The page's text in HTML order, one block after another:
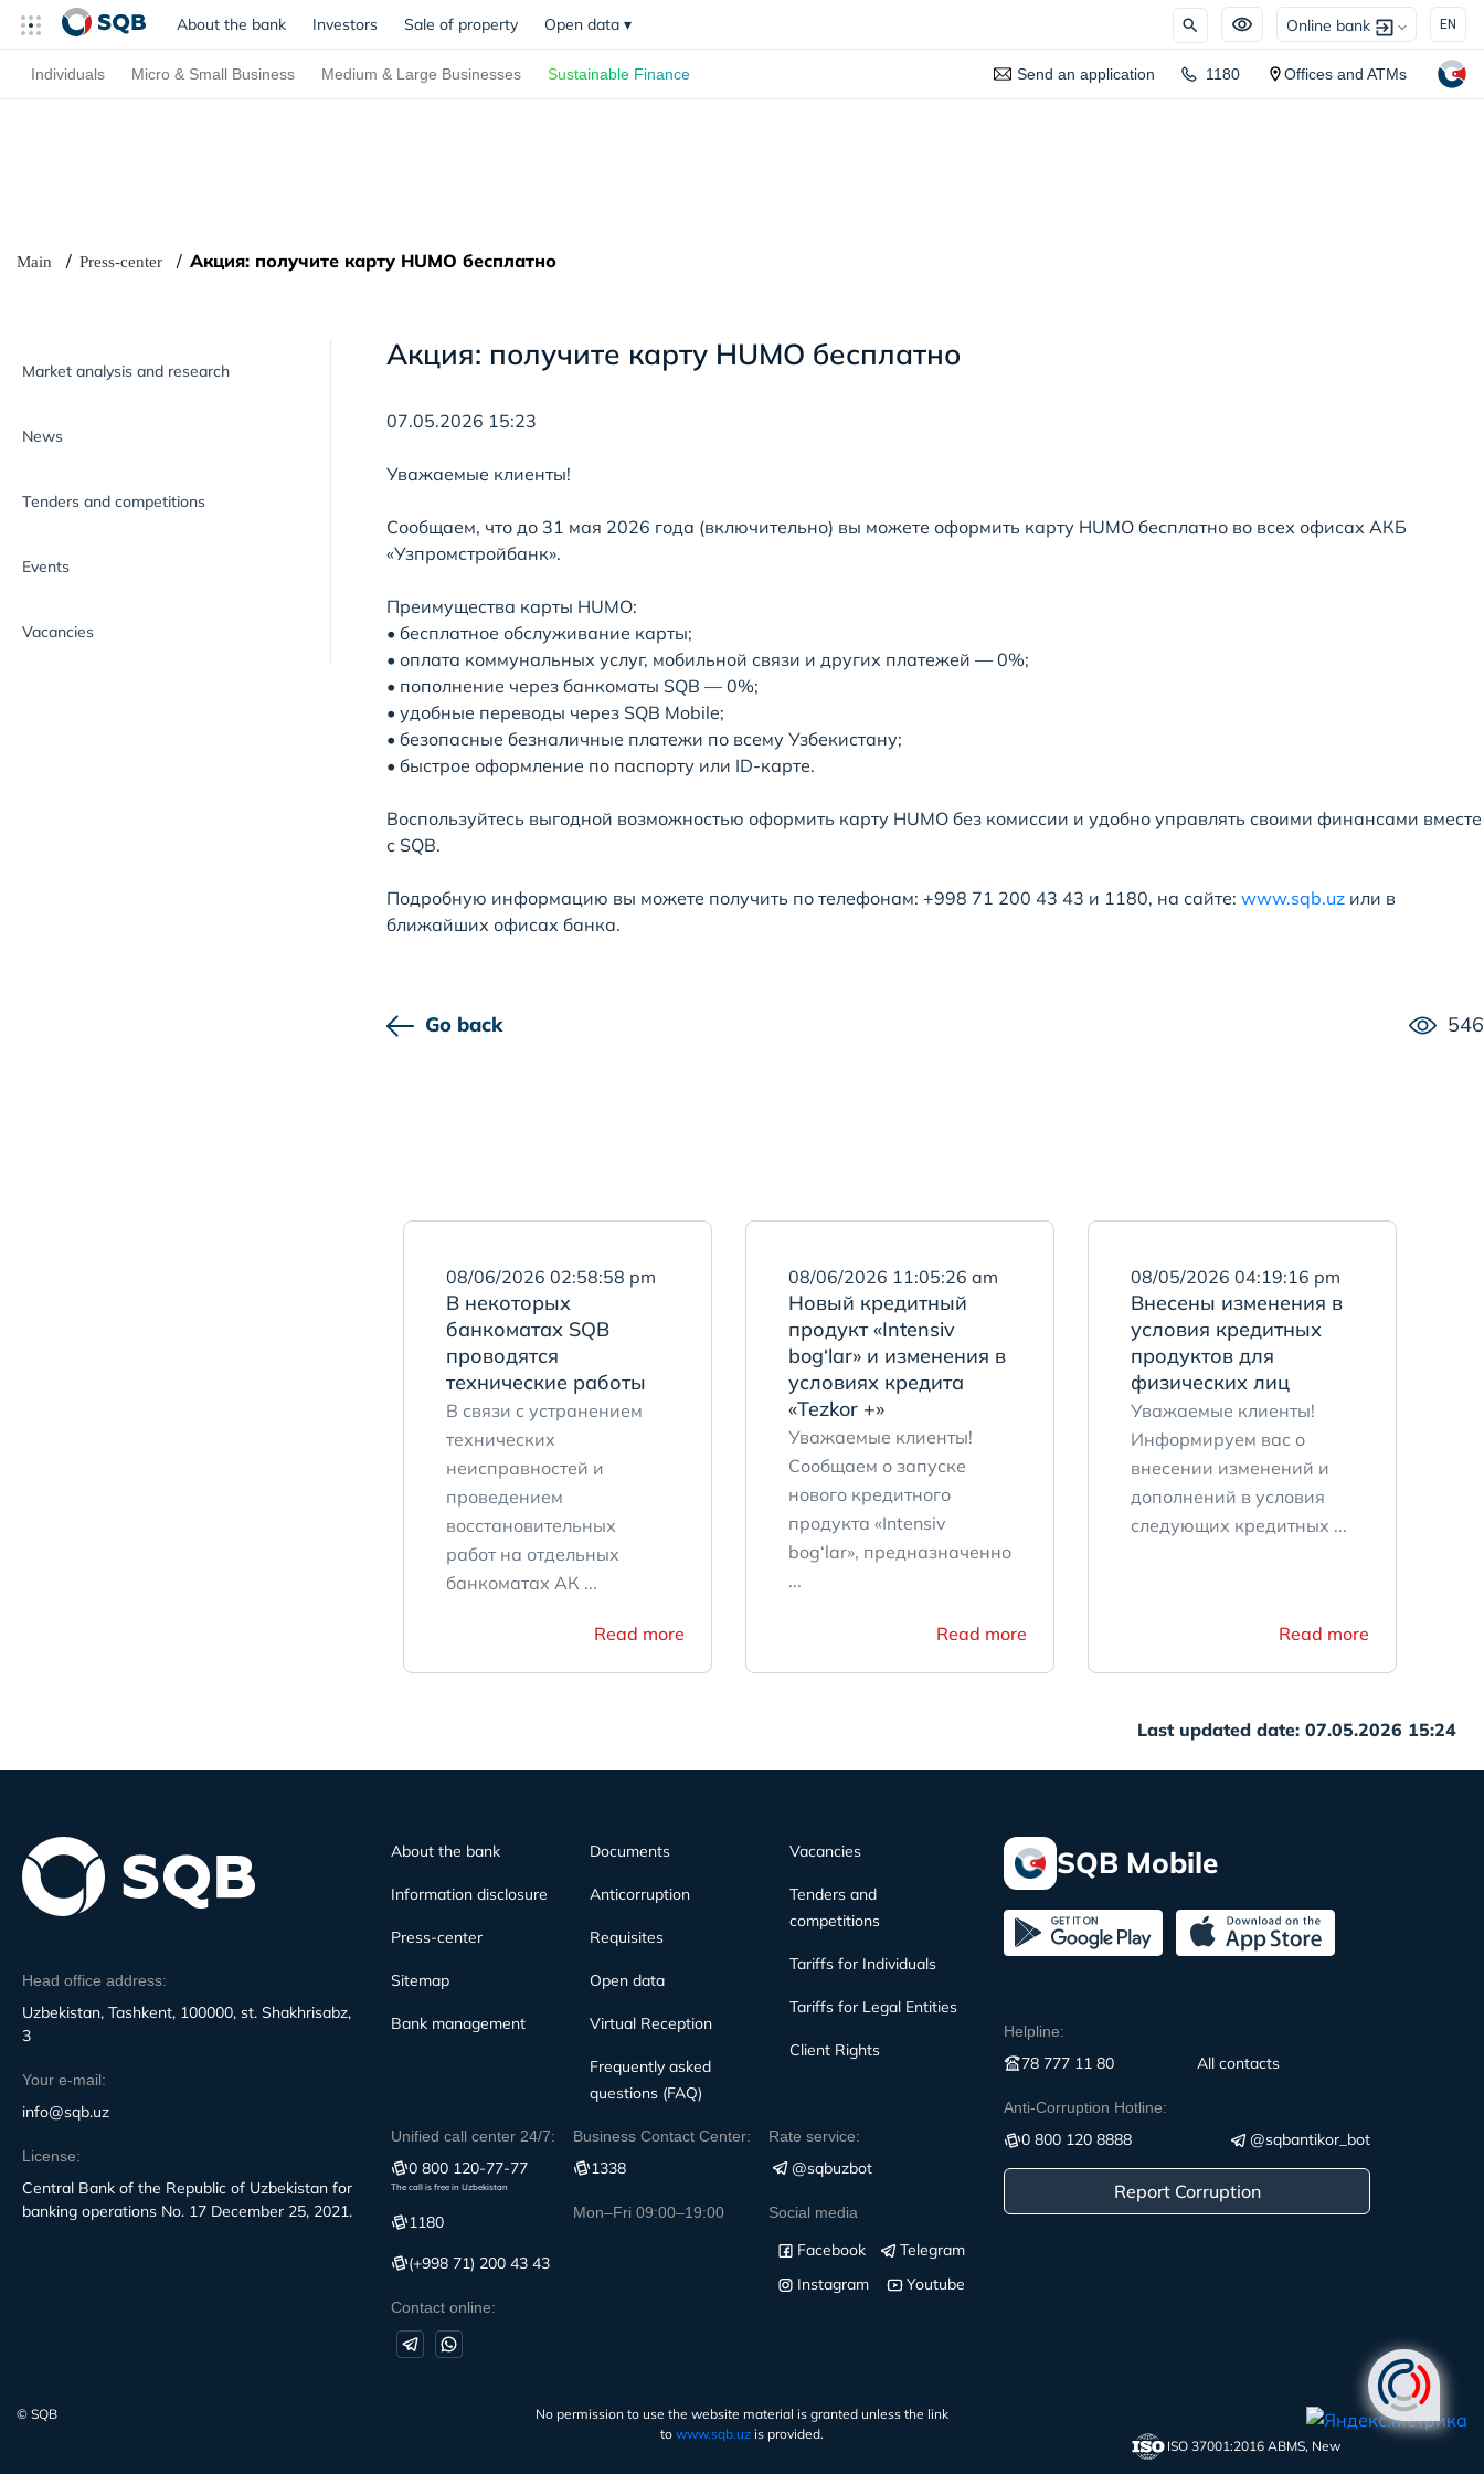
About the bank Investors Sale of property Open data ▾ Online bank EN
Individuals Micro & Small Business Medium & Large Businesses Sustainable Finance Send an application 1180 Offices and ATMs
Main Press-center Акция: получите карту HUMO бесплатно
Market analysis and research
News
Tenders and competitions
Events
Vacancies
Акция: получите карту HUMO бесплатно
07.05.2026 15:23
Уважаемые клиенты!
Сообщаем, что до 31 мая 2026 года (включительно) вы можете оформить карту HUMO бесплатно во всех офисах АКБ
«Узпромстройбанк».
Преимущества карты HUMO:
• бесплатное обслуживание карты;
• оплата коммунальных услуг, мобильной связи и других платежей — 0%;
• пополнение через банкоматы SQB — 0%;
• удобные переводы через SQB Mobile;
• безопасные безналичные платежи по всему Узбекистану;
• быстрое оформление по паспорту или ID-карте.
Воспользуйтесь выгодной возможностью оформить карту HUMO без комиссии и удобно управлять своими финансами вместе
с SQB.
Подробную информацию вы можете получить по телефонам: +998 71 200 43 43 и 1180, на сайте: www.sqb.uz или в
ближайших офисах банка.
Go back 546
08/06/2026 02:58:58 pm
В некоторых
банкоматах SQB
проводятся
технические работы
В связи с устранением
технических
неисправностей и
проведением
восстановительных
работ на отдельных
банкоматах АК ...
Read more
08/06/2026 11:05:26 am
Новый кредитный
продукт «Intensiv
bog‘lar» и изменения в
условиях кредита
«Tezkor +»
Уважаемые клиенты!
Сообщаем о запуске
нового кредитного
продукта «Intensiv
bog‘lar», предназначенно
...
Read more
08/05/2026 04:19:16 pm
Внесены изменения в
условия кредитных
продуктов для
физических лиц
Уважаемые клиенты!
Информируем вас о
внесении изменений и
дополнений в условия
следующих кредитных ...
Read more
Last updated date: 07.05.2026 15:24
Head office address:
Uzbekistan, Tashkent, 100000, st. Shakhrisabz,
3
Your e-mail:
info@sqb.uz
License:
Central Bank of the Republic of Uzbekistan for
banking operations No. 17 December 25, 2021.
About the bank
Information disclosure
Press-center
Sitemap
Bank management
Documents
Anticorruption
Requisites
Open data
Virtual Reception
Frequently asked
questions (FAQ)
Vacancies
Tenders and
competitions
Tariffs for Individuals
Tariffs for Legal Entities
Client Rights
Unified call center 24/7:
0 800 120-77-77
The call is free in Uzbekistan
1180
(+998 71) 200 43 43
Contact online:
Business Contact Center:
1338
Mon–Fri 09:00–19:00
Rate service:
@sqbuzbot
Social media
Facebook
Telegram
Instagram
Youtube
SQB Mobile
Helpline:
78 777 11 80 All contacts
Anti-Corruption Hotline:
0 800 120 8888 @sqbantikor_bot
Report Corruption
© SQB
No permission to use the website material is granted unless the link
to www.sqb.uz is provided.
ISO 37001:2016 ABMS, New